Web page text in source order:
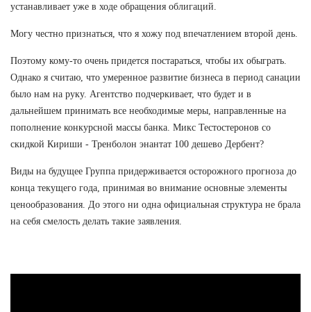
устанавливает уже в ходе обращения облигаций.
Могу честно признаться, что я хожу под впечатлением второй день.
Поэтому кому-то очень придется постараться, чтобы их обыграть.
Однако я считаю, что умеренное развитие бизнеса в период санации
было нам на руку. Агентство подчеркивает, что будет и в
дальнейшем принимать все необходимые меры, направленные на
пополнение конкурсной массы банка. Микс Тестостеронов со
скидкой Кириши - Тренболон энантат 100 дешево Дербент?
Виды на будущее Группа придерживается осторожного прогноза до
конца текущего года, принимая во внимание основные элементы
ценообразования. До этого ни одна официальная структура не брала
на себя смелость делать такие заявления.